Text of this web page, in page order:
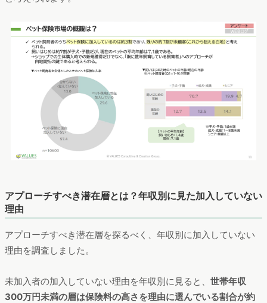
アプローチすべき潜在層とは？年収別に見た加入していない
理由
アプローチすべき潜在層を探るべく、年収別に加入していない
理由を調査しました。
未加入者の加入していない理由を年収別に見ると、 世帯年収
300万円未満の層は保険料の高さを理由に選んでいる割合が約